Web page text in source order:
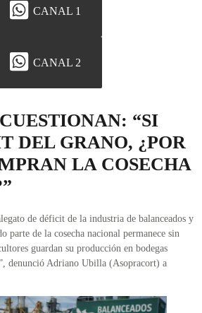
CANAL 1
CANAL 2
“SI
DEL GRANO, ¿POR
LA COSECHA
de déficit de la industria de balanceados y
parte de la cosecha nacional permanece sin
guardan su producción en bodegas
denunció Adriano Ubilla (Asopracort) a